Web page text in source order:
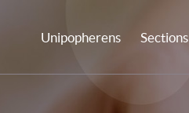
Unipopherens Sections